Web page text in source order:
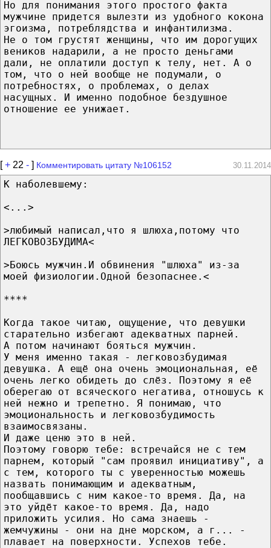
Но для понимания этого простого факта
мужчине придется вылезти из удобного кокона
эгоизма, потреблядства и инфантилизма.
Не о том грустят женщины, что им дорогущих
веников надарили, а не просто деньгами
дали, не оплатили доступ к телу, нет. А о
том, что о ней вообще не подумали, о
потребностях, о проблемах, о делах
насущных. И именно подобное бездушное
отношение ее унижает.
[+ 22 - ] Комментировать цитату №106152 30.11.2014
К наболевшему:
<...>
>любимый написал,что я шлюха,потому что
ЛЕГКОВОЗБУДИМА<
>Боюсь мужчин.И обвинения "шлюха" из-за
моей физиологии.Одной безопаснее.<
****
Когда такое читаю, ощущение, что девушки
старательно избегают адекватных парней.
А потом начинают бояться мужчин.
У меня именно такая - легковозбудимая
девушка. А ещё она очень эмоциональная, её
очень легко обидеть до слёз. Поэтому я её
оберегаю от всяческого негатива, отношусь к
ней нежно и трепетно. Я понимаю, что
эмоциональность и легковозбудимость
взаимосвязаны.
И даже ценю это в ней.
Поэтому говорю тебе: встречайся не с тем
парнем, который "сам проявил инициативу", а
с тем, которого ты с уверенностью можешь
назвать понимающим и адекватным,
пообщавшись с ним какое-то время. Да, на
это уйдёт какое-то время. Да, надо
приложить усилия. Но сама знаешь -
жемчужины - они на дне морском, а г... -
плавает на поверхности. Успехов тебе.